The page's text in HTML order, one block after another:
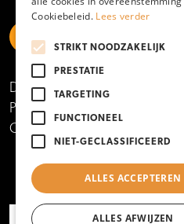
https://www.linkedin.com/school/
https://www.instagram.com/
https://
Disclaimer
Privacy- en cookieverklaring
Copyright 2025
Cookiebeleid. Lees verder
STRIKT NOODZAKELIJK
PRESTATIE
TARGETING
FUNCTIONEEL
NIET-GECLASSIFICEERD
ALLES ACCEPTEREN
ALLES AFWIJZEN